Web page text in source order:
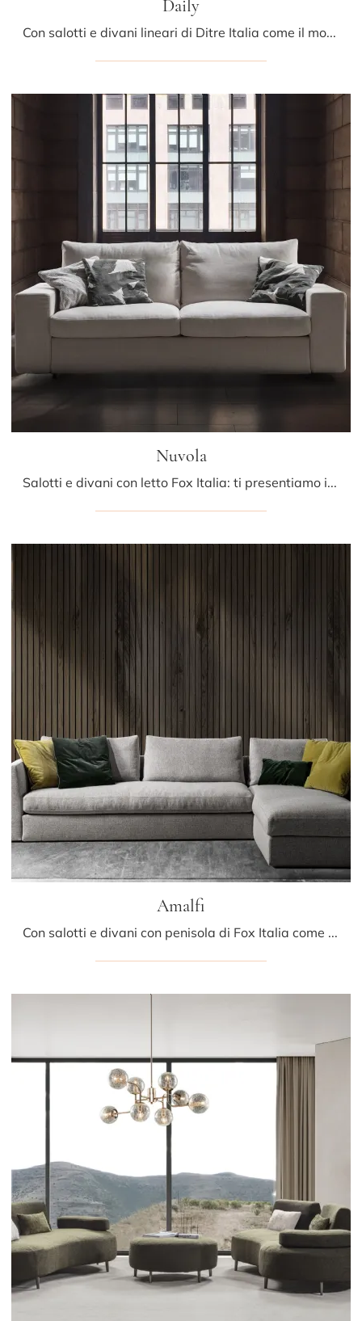
Daily
Con salotti e divani lineari di Ditre Italia come il modello Daily in tessuto, potrai completare il tuo concept d'arredo.
Nuvola
Salotti e divani con letto Fox Italia: ti presentiamo il modello Nuvola in tessuto per arricchire il soggiorno.
Amalfi
Con salotti e divani con penisola di Fox Italia come il modello Amalfi in tessuto, potrai ultimare il tuo concept d'arredo.